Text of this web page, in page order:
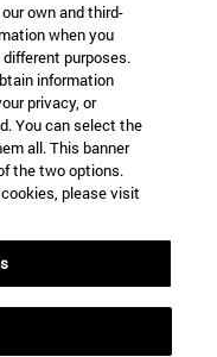
own and third-
when you
purposes.
information
privacy, or
You can select the
all. This banner
the two options.
please visit